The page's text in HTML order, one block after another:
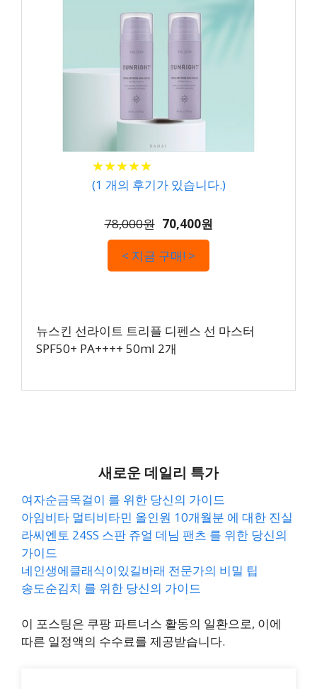
★★★★★
★★★★★
(1 개의 후기가 있습니다.)
78,000원 70,400원
< 지금 구매! >
뉴스킨 선라이트 트리플 디펜스 선 마스터
SPF50+ PA++++ 50ml 2개
새로운 데일리 특가
여자순금목걸이 를 위한 당신의 가이드
아임비타 멀티비타민 올인원 10개월분 에 대한 진실
라씨엔토 24SS 스판 쥬얼 데님 팬츠 를 위한 당신의
가이드
네인생에클래식이있길바래 전문가의 비밀 팁
송도순김치 를 위한 당신의 가이드
이 포스팅은 쿠팡 파트너스 활동의 일환으로, 이에
따른 일정액의 수수료를 제공받습니다.